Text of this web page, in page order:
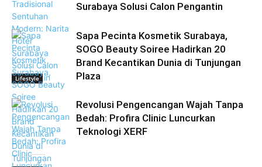
Lifestyle
Surabaya Solusi Calon Pengantin
Sapa Pecinta Kosmetik Surabaya,
SOGO Beauty Soiree Hadirkan 20
Brand Kecantikan Dunia di Tunjungan
Plaza
Revolusi Pengencangan Wajah Tanpa
Bedah: Profira Clinic Luncurkan
Teknologi XERF